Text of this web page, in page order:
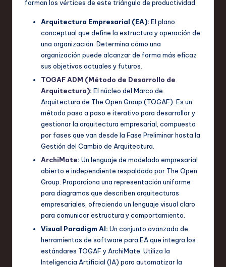
forman los vértices de este triángulo de productividad.
Arquitectura Empresarial (EA): El plano
conceptual que define la estructura y operación de
una organización. Determina cómo una
organización puede alcanzar de forma más eficaz
sus objetivos actuales y futuros.
TOGAF ADM (Método de Desarrollo de
Arquitectura): El núcleo del Marco de
Arquitectura de The Open Group (TOGAF). Es un
método paso a paso e iterativo para desarrollar y
gestionar la arquitectura empresarial, compuesto
por fases que van desde la Fase Preliminar hasta la
Gestión del Cambio de Arquitectura.
ArchiMate: Un lenguaje de modelado empresarial
abierto e independiente respaldado por The Open
Group. Proporciona una representación uniforme
para diagramas que describen arquitecturas
empresariales, ofreciendo un lenguaje visual claro
para comunicar estructura y comportamiento.
Visual Paradigm AI: Un conjunto avanzado de
herramientas de software para EA que integra los
estándares TOGAF y ArchiMate. Utiliza la
Inteligencia Artificial (IA) para automatizar la